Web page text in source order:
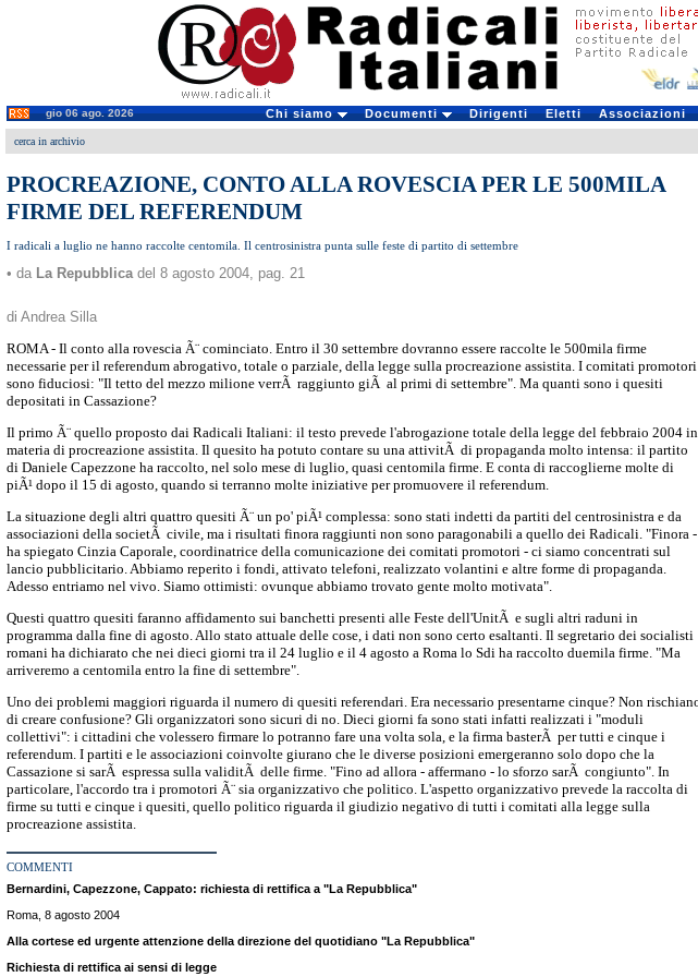
gio 06 ago. 2026 Chi siamo Documenti Dirigenti Eletti Associazioni
cerca in archivio
PROCREAZIONE, CONTO ALLA ROVESCIA PER LE 500MILA
FIRME DEL REFERENDUM
I radicali a luglio ne hanno raccolte centomila. Il centrosinistra punta sulle feste di partito di settembre
• da La Repubblicadel 8 agosto 2004, pag. 21
di Andrea Silla
ROMA - Il conto alla rovescia Ã¨ cominciato. Entro il 30 settembre dovranno essere raccolte le 500mila firme
necessarie per il referendum abrogativo, totale o parziale, della legge sulla procreazione assistita. I comitati promotori
sono fiduciosi: "Il tetto del mezzo milione verrÃ raggiunto giÃ al primi di settembre". Ma quanti sono i quesiti
depositati in Cassazione?
Il primo Ã¨ quello proposto dai Radicali Italiani: il testo prevede l'abrogazione totale della legge del febbraio 2004 in
materia di procreazione assistita. Il quesito ha potuto contare su una attivitÃ di propaganda molto intensa: il partito
di Daniele Capezzone ha raccolto, nel solo mese di luglio, quasi centomila firme. E conta di raccoglierne molte di
piÃ¹ dopo il 15 di agosto, quando si terranno molte iniziative per promuovere il referendum.
La situazione degli altri quattro quesiti Ã¨ un po' piÃ¹ complessa: sono stati indetti da partiti del centrosinistra e da
associazioni della societÃ civile, ma i risultati finora raggiunti non sono paragonabili a quello dei Radicali. "Finora -
ha spiegato Cinzia Caporale, coordinatrice della comunicazione dei comitati promotori - ci siamo concentrati sul
lancio pubblicitario. Abbiamo reperito i fondi, attivato telefoni, realizzato volantini e altre forme di propaganda.
Adesso entriamo nel vivo. Siamo ottimisti: ovunque abbiamo trovato gente molto motivata".
Questi quattro quesiti faranno affidamento sui banchetti presenti alle Feste dell'UnitÃ e sugli altri raduni in
programma dalla fine di agosto. Allo stato attuale delle cose, i dati non sono certo esaltanti. Il segretario dei socialisti
romani ha dichiarato che nei dieci giorni tra il 24 luglio e il 4 agosto a Roma lo Sdi ha raccolto duemila firme. "Ma
arriveremo a centomila entro la fine di settembre".
Uno dei problemi maggiori riguarda il numero di quesiti referendari. Era necessario presentarne cinque? Non
di creare confusione? Gli organizzatori sono sicuri di no. Dieci giorni fa sono stati infatti realizzati i "moduli
collettivi": i cittadini che volessero firmare lo potranno fare una volta sola, e la firma basterÃ per tutti e cinque i
referendum. I partiti e le associazioni coinvolte giurano che le diverse posizioni emergeranno solo dopo che la
Cassazione si sarÃ espressa sulla validitÃ delle firme. "Fino ad allora - affermano - lo sforzo sarÃ congiunto". In
particolare, l'accordo tra i promotori Ã¨ sia organizzativo che politico. L'aspetto organizzativo prevede la raccolta di
firme su tutti e cinque i quesiti, quello politico riguarda il giudizio negativo di tutti i comitati alla legge sulla
procreazione assistita.
COMMENTI
Bernardini, Capezzone, Cappato: richiesta di rettifica a "La Repubblica"
Roma, 8 agosto 2004
Alla cortese ed urgente attenzione della direzione del quotidiano "La Repubblica"
Richiesta di rettifica ai sensi di legge